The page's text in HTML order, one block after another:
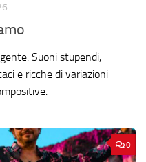
Suoni stupendi,
e ricche di variazioni
0